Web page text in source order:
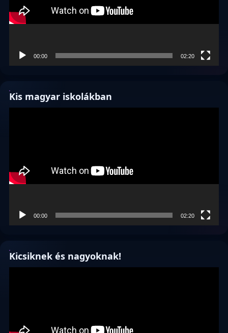
00:00 02:20
Kis magyar iskolákban
00:00 02:20
Kicsiknek és nagyoknak!